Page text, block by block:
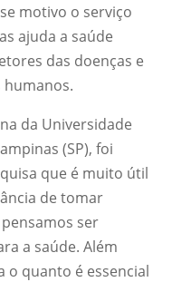
motivo o serviço
ajuda a saúde
das doenças e
humanos.
da Universidade
(SP), foi
que é muito útil
de tomar
ser
a saúde. Além
o quanto é essencial